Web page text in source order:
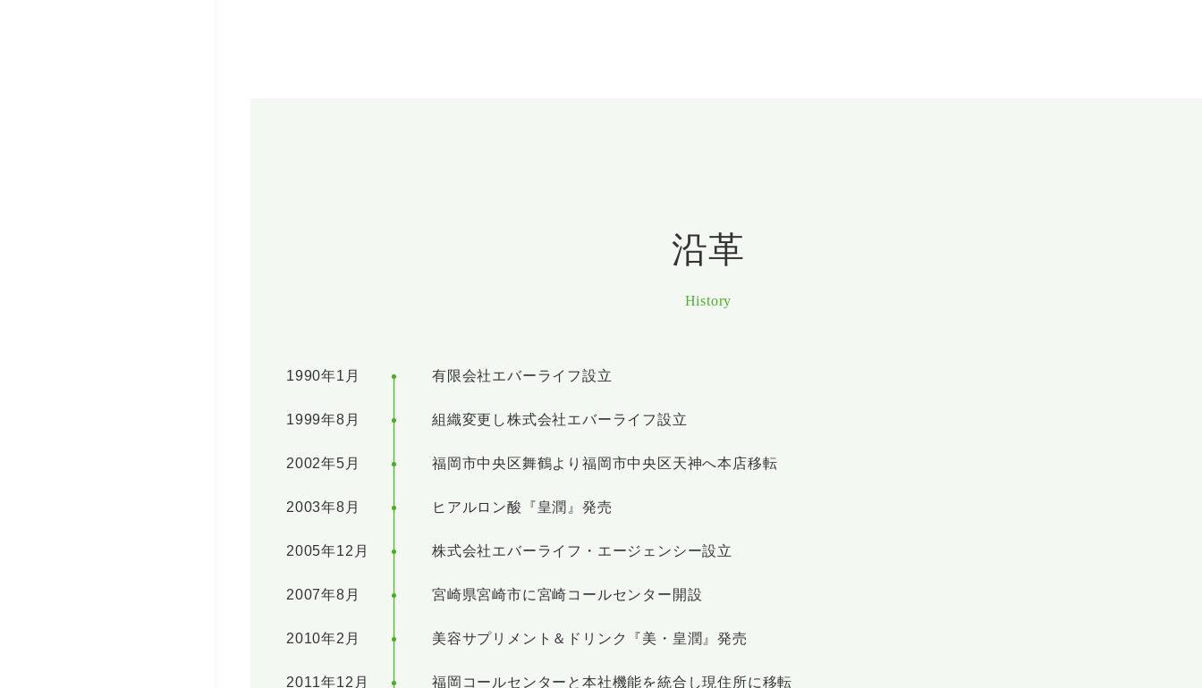
沿革
History
1990年1月 有限会社エバーライフ設立
1999年8月 組織変更し株式会社エバーライフ設立
2002年5月 福岡市中央区舞鶴より福岡市中央区天神へ本店移転
2003年8月 ヒアルロン酸『皇潤』発売
2005年12月 株式会社エバーライフ・エージェンシー設立
2007年8月 宮崎県宮崎市に宮崎コールセンター開設
2010年2月 美容サプリメント＆ドリンク『美・皇潤』発売
2011年12月 福岡コールセンターと本社機能を統合し現住所に移転